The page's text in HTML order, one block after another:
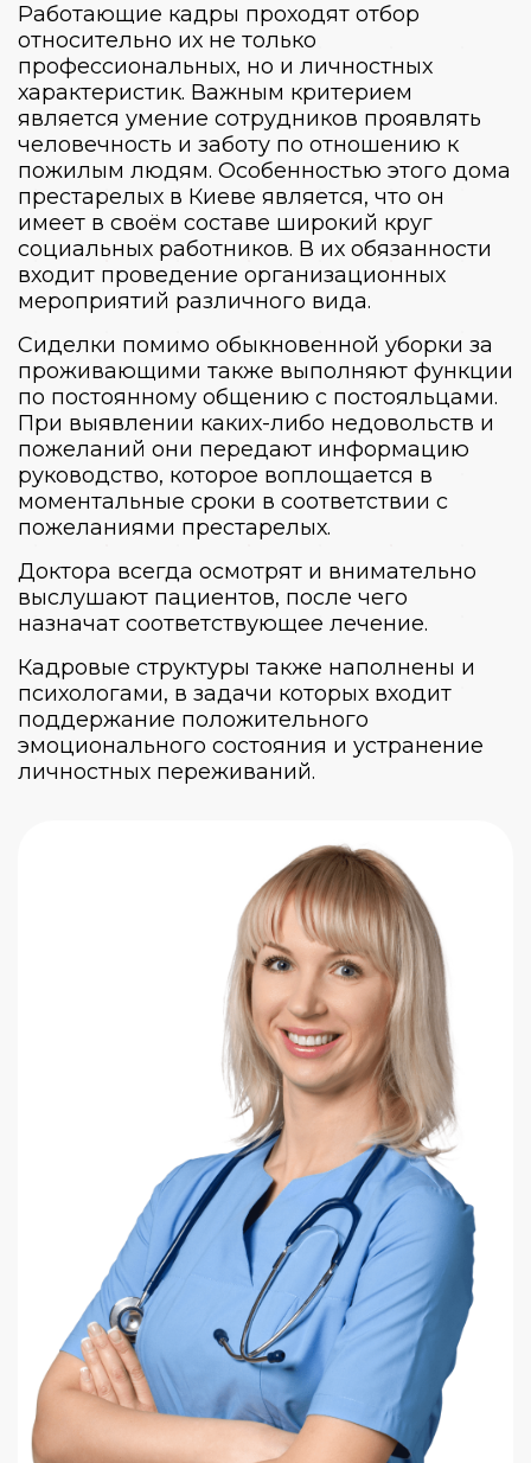
Работающие кадры проходят отбор
относительно их не только
профессиональных, но и личностных
характеристик. Важным критерием
является умение сотрудников проявлять
человечность и заботу по отношению к
пожилым людям. Особенностью этого дома
престарелых в Киеве является, что он
имеет в своём составе широкий круг
социальных работников. В их обязанности
входит проведение организационных
мероприятий различного вида.
Сиделки помимо обыкновенной уборки за
проживающими также выполняют функции
по постоянному общению с постояльцами.
При выявлении каких-либо недовольств и
пожеланий они передают информацию
руководство, которое воплощается в
моментальные сроки в соответствии с
пожеланиями престарелых.
Доктора всегда осмотрят и внимательно
выслушают пациентов, после чего
назначат соответствующее лечение.
Кадровые структуры также наполнены и
психологами, в задачи которых входит
поддержание положительного
эмоционального состояния и устранение
личностных переживаний.